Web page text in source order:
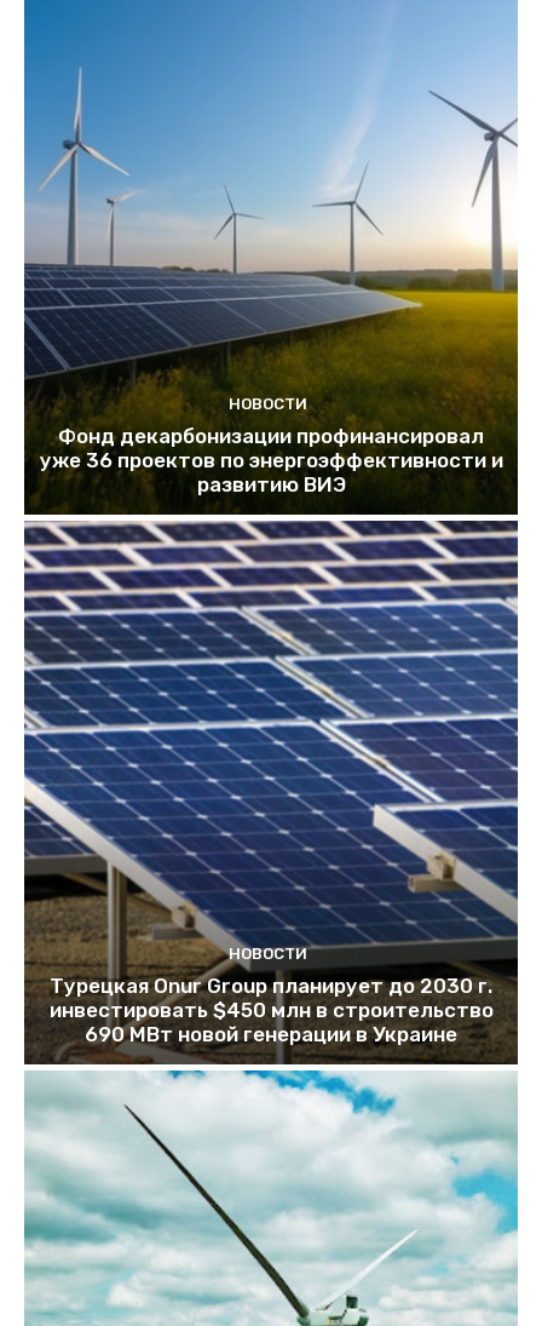
НОВОСТИ
Фонд декарбонизации профинансировал
уже 36 проектов по энергоэффективности и
развитию ВИЭ
НОВОСТИ
Турецкая Onur Group планирует до 2030 г.
инвестировать $450 млн в строительство
690 МВт новой генерации в Украине